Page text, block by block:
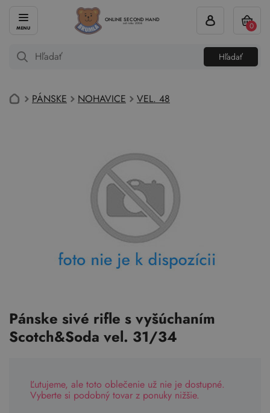
ONLINE SECOND HAND
od roku 2004
Hľadať
0
PÁNSKE NOHAVICE VEL. 48
Pánske sivé rifle s vyšúchaním
Scotch&Soda vel. 31/34
Ľutujeme, ale toto oblečenie už nie je dostupné.
Vyberte si podobný tovar z ponuky nižšie.